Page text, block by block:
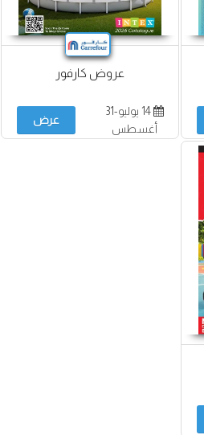
عروض كارفور
14 يوليو-31
أغسطس
عرض